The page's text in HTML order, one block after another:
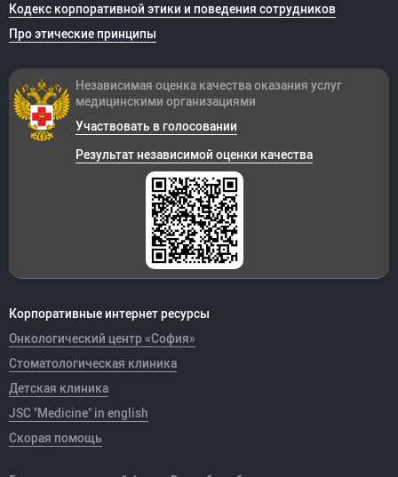
Кодекс корпоративной этики и поведения сотрудников
Про этические принципы
Корпоративные интернет ресурсы
Онкологический центр «София»
Стоматологическая клиника
Детская клиника
JSC "Medicine" in english
Скорая помощь
Независимая оценка качества оказания услуг
медицинскими организациями
Участвовать в голосовании
Результат независимой оценки качества